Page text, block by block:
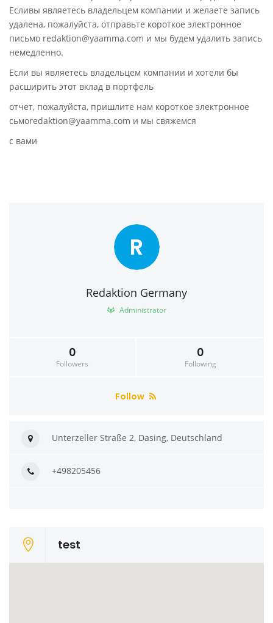
Есливы являетесь владельцем компании и желаете запись
удалена, пожалуйста, отправьте короткое электронное
письмо redaktion@yaamma.com и мы будем удалить запись
немедленно.
Если вы являетесь владельцем компании и хотели бы
расширить этот вклад в портфель
отчет, пожалуйста, пришлите нам короткое электронное
сьмоredaktion@yaamma.com и мы свяжемся
с вами
R
Redaktion Germany
Administrator
0
Followers
0
Following
Follow
Unterzeller Straße 2, Dasing, Deutschland
+498205456
test